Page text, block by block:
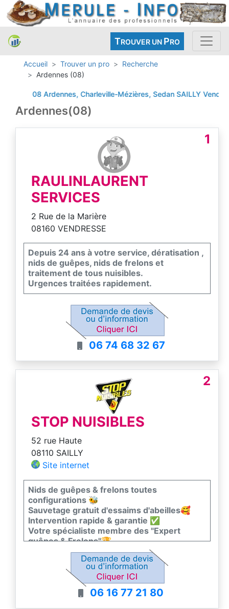
TROUVER UN PRO
Accueil Trouver un pro
Recherche
Ardennes (08)
08 Ardennes, Charleville-Mézières, SedanSAILLY
Ardennes(08)
1
RAULINLAURENT
SERVICES
2 Rue de la Marière
08160 VENDRESSE
Depuis 24 ans à votre service, dératisation ,
nids de guêpes, nids de frelons et
traitement de tous nuisibles.
Urgences traitées rapidement.
06 74 68 32 67
2
STOP NUISIBLES
52 rue Haute
08110 SAILLY
Site internet
Nids de guêpes & frelons toutes
configurations 🐝
Sauvetage gratuit d'essaims d'abeilles🥰
Intervention rapide & garantie ✅​
Votre spécialiste membre des "Expert
guêpes & Frelons"🏆
Engagé à la lutte raisonnée & durable♻️
06 16 77 21 80